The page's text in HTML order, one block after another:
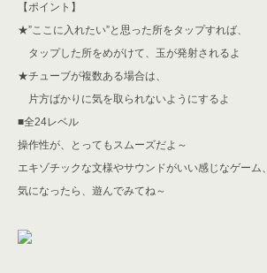
【ポイント】
★”ここに入れたい”と思った所をタップすれば、
タップした所をめがけて、玉が発射されるよ
★チューブが複数ある場合は、
片方ばかりに気を取られないようにするよ
■全24レベル
操作性が、とってもスムーズだよ～
エキゾチックな文様やサウンドがいい感じなゲーム、
気になったら、遊んでみてね～